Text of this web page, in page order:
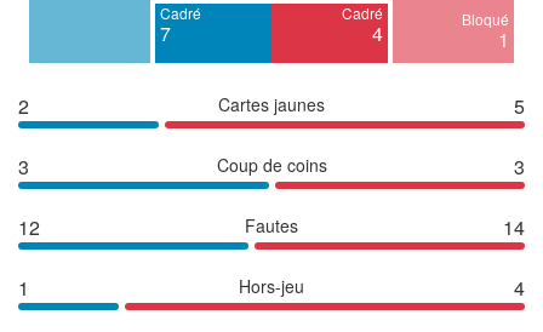
Cadré
7
Cadré
4
Bloqué
1
2 Cartes jaunes 5
3 Coup de coins 3
12 Fautes 14
1 Hors-jeu 4